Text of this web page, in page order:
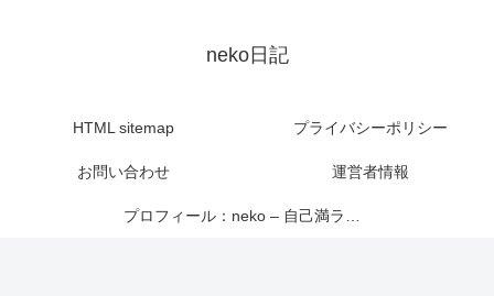
neko日記
HTML sitemap プライバシーポリシー
お問い合わせ 運営者情報
プロフィール：neko – 自己満ライター